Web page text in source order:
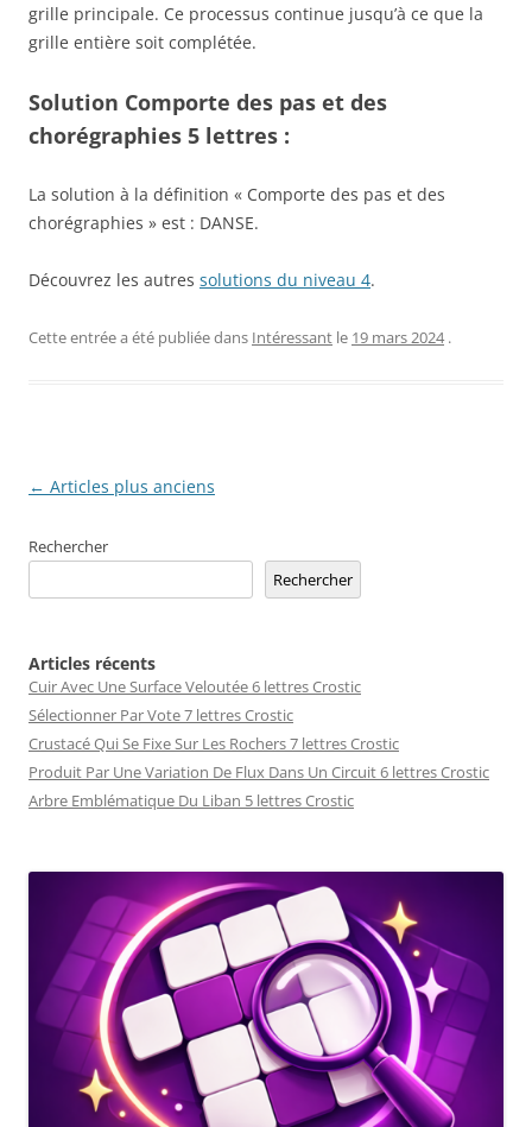
grille principale. Ce processus continue jusqu’à ce que la
grille entière soit complétée.
Solution Comporte des pas et des
chorégraphies 5 lettres :
La solution à la définition « Comporte des pas et des
chorégraphies » est : DANSE.
Découvrez les autres solutions du niveau 4.
Cette entrée a été publiée dans Intéressant le 19 mars 2024 .
Navigation
articles
← Articles plus anciens
Rechercher
Rechercher
Articles récents
Cuir Avec Une Surface Veloutée 6 lettres Crostic
Sélectionner Par Vote 7 lettres Crostic
Crustacé Qui Se Fixe Sur Les Rochers 7 lettres Crostic
Produit Par Une Variation De Flux Dans Un Circuit 6 lettres Crostic
Arbre Emblématique Du Liban 5 lettres Crostic